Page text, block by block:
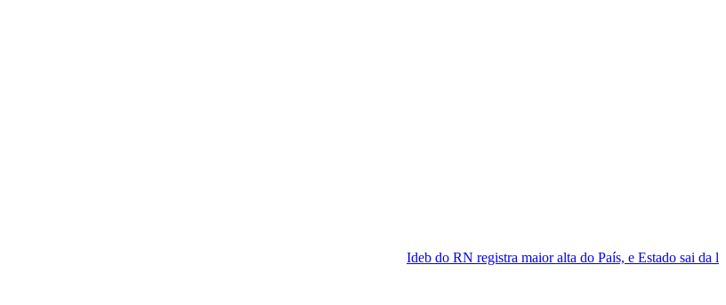
Ideb do RN registra maior alta do País, e Estado sai da lanterna
Larissa